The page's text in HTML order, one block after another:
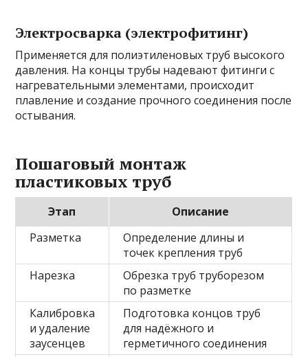
Электросварка (электрофитинг)
Применяется для полиэтиленовых труб высокого
давления. На концы трубы надевают фитинги с
нагревательными элементами, происходит
плавление и создание прочного соединения после
остывания.
Пошаговый монтаж
пластиковых труб
Этап
Описание
Разметка
Определение длины и
точек крепления труб
Нарезка
Обрезка труб труборезом
по разметке
Калибровка
и удаление
заусенцев
Подготовка концов труб
для надёжного и
герметичного соединения